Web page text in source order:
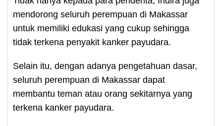
mendorong seluruh perempuan di Makassar
untuk memiliki edukasi yang cukup sehingga
tidak terkena penyakit kanker payudara.
Selain itu, dengan adanya pengetahuan dasar,
seluruh perempuan di Makassar dapat
membantu teman atau orang sekitarnya yang
terkena kanker payudara.